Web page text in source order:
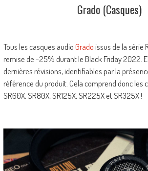
Grado (Casques)
Tous les casques audioGradoissus de la série
remise de -25% durant le Black Friday 2022.
dernières révisions, identifiables par la
référence du produit. Cela comprend donc les
SR60X, SR80X, SR125X, SR225X et SR325X !